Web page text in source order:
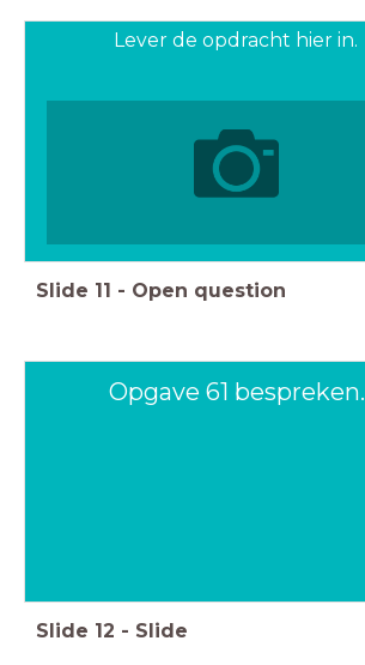
Lever de opdracht hier in.
Slide 11 - Open question
Opgave 61 bespreken.
Slide 12 - Slide